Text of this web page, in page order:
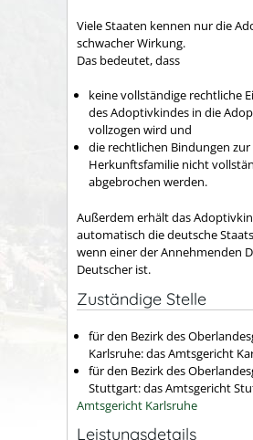
Viele Staaten kennen nur die
schwacher Wirkung.
Das bedeutet, dass
keine vollständige rechtliche
des Adoptivkindes in die
vollzogen wird und
die rechtlichen Bindungen zur
Herkunftsfamilie nicht
abgebrochen werden.
Außerdem erhält das
automatisch die deutsche
wenn einer der Annehmenden
Deutscher ist.
Zuständige Stelle
für den Bezirk des
Karlsruhe: das Amtsgericht
für den Bezirk des
Stuttgart: das Amtsgericht
Amtsgericht Karlsruhe
Leistungsdetails